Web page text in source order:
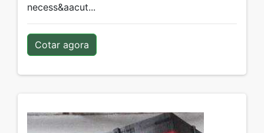
necess&aacut...
Cotar agora